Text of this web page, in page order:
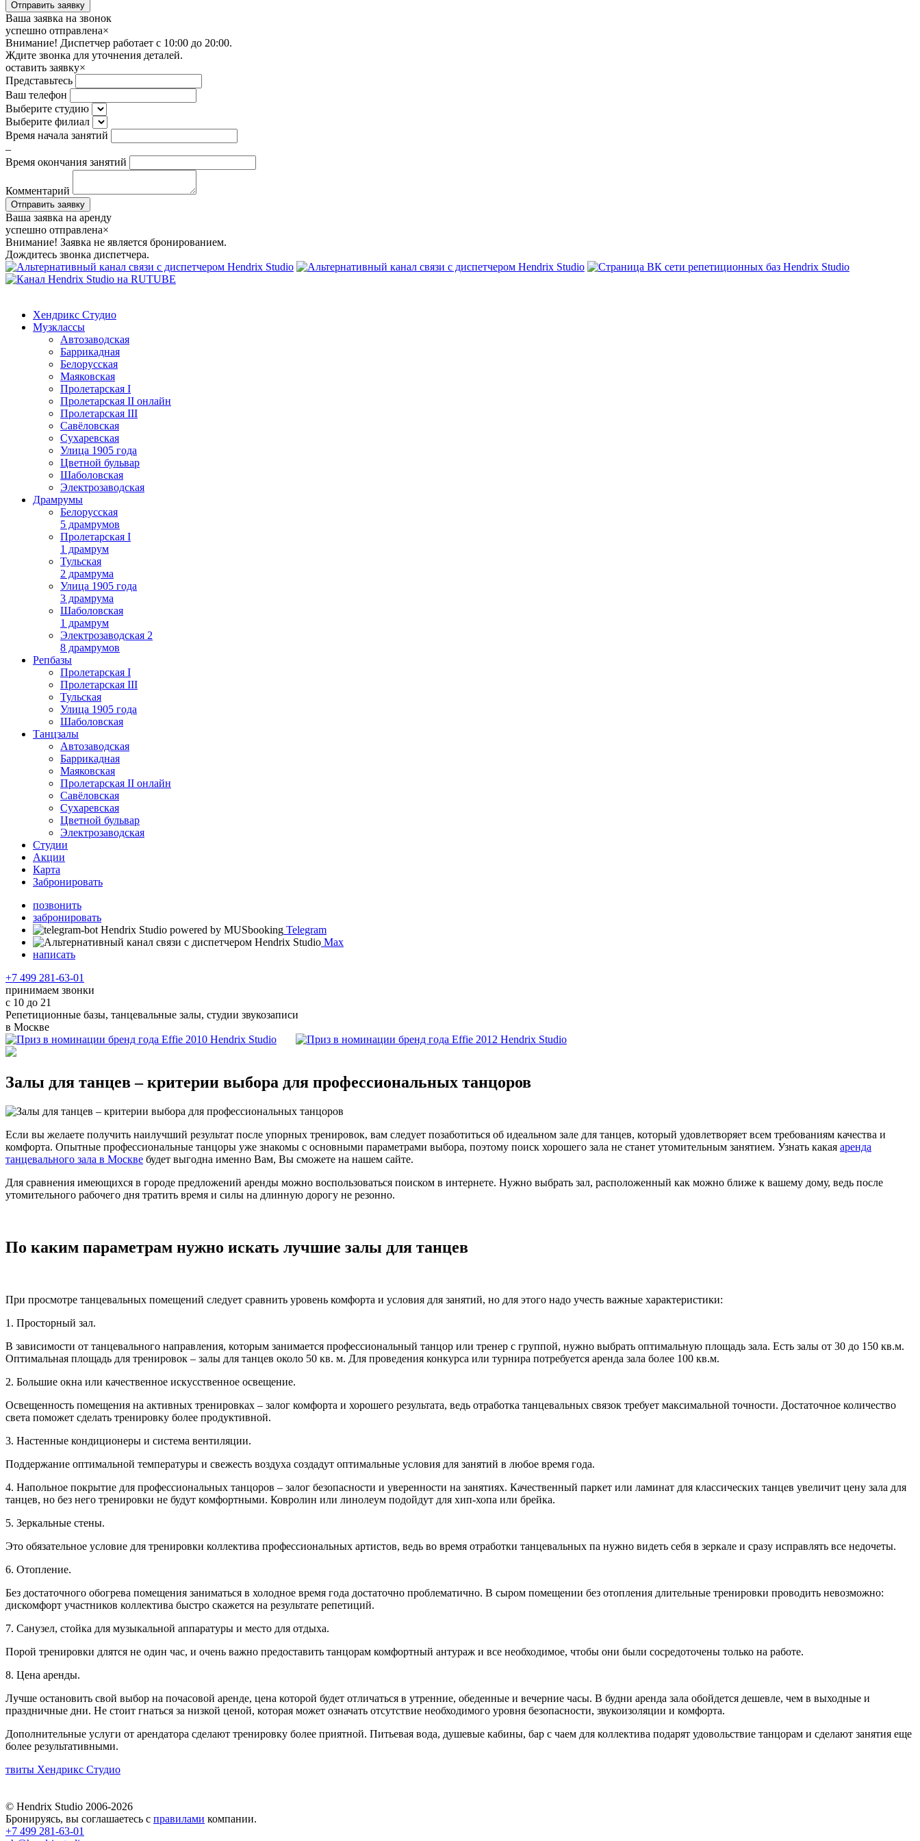
Ваша заявка на звонок
успешно отправлена×
Внимание! Диспетчер работает с 10:00 до 20:00.
Ждите звонка для уточнения деталей.
оставить заявку×
Представьтесь
Ваш телефон
Выберите студию
Выберите филиал
Время начала занятий
–
Время окончания занятий
Комментарий
Ваша заявка на аренду
успешно отправлена×
Внимание! Заявка не является бронированием.
Дождитесь звонка диспетчера.
Хендрикс Студио
Музклассы
Автозаводская
Баррикадная
Белорусская
Маяковская
Пролетарская I
Пролетарская II онлайн
Пролетарская III
Савёловская
Сухаревская
Улица 1905 года
Цветной бульвар
Шаболовская
Электрозаводская
Драмрумы
Белорусская
5 драмрумов
Пролетарская I
1 драмрум
Тульская
2 драмрума
Улица 1905 года
3 драмрума
Шаболовская
1 драмрум
Электрозаводская 2
8 драмрумов
Репбазы
Пролетарская I
Пролетарская III
Тульская
Улица 1905 года
Шаболовская
Танцзалы
Автозаводская
Баррикадная
Маяковская
Пролетарская II онлайн
Савёловская
Сухаревская
Цветной бульвар
Электрозаводская
Студии
Акции
Карта
Забронировать
позвонить
забронировать
Telegram
Max
написать
+7 499 281-63-01
принимаем звонки
с 10 до 21
Репетиционные базы, танцевальные залы, студии звукозаписи
в Москве
Залы для танцев – критерии выбора для профессиональных танцоров
Если вы желаете получить наилучший результат после упорных тренировок, вам следует позаботиться об идеальном зале для танцев, который удовлетворяет всем требованиям качества и
комфорта. Опытные профессиональные танцоры уже знакомы с основными параметрами выбора, поэтому поиск хорошего зала не станет утомительным занятием. Узнать какая аренда
танцевального зала в Москве будет выгодна именно Вам, Вы сможете на нашем сайте.
Для сравнения имеющихся в городе предложений аренды можно воспользоваться поиском в интернете. Нужно выбрать зал, расположенный как можно ближе к вашему дому, ведь после
утомительного рабочего дня тратить время и силы на длинную дорогу не резонно.
По каким параметрам нужно искать лучшие залы для танцев
При просмотре танцевальных помещений следует сравнить уровень комфорта и условия для занятий, но для этого надо учесть важные характеристики:
1. Просторный зал.
В зависимости от танцевального направления, которым занимается профессиональный танцор или тренер с группой, нужно выбрать оптимальную площадь зала. Есть залы от 30 до 150 кв.м.
Оптимальная площадь для тренировок – залы для танцев около 50 кв. м. Для проведения конкурса или турнира потребуется аренда зала более 100 кв.м.
2. Большие окна или качественное искусственное освещение.
Освещенность помещения на активных тренировках – залог комфорта и хорошего результата, ведь отработка танцевальных связок требует максимальной точности. Достаточное количество
света поможет сделать тренировку более продуктивной.
3. Настенные кондиционеры и система вентиляции.
Поддержание оптимальной температуры и свежесть воздуха создадут оптимальные условия для занятий в любое время года.
4. Напольное покрытие для профессиональных танцоров – залог безопасности и уверенности на занятиях. Качественный паркет или ламинат для классических танцев увеличит цену зала для
танцев, но без него тренировки не будут комфортными. Ковролин или линолеум подойдут для хип-хопа или брейка.
5. Зеркальные стены.
Это обязательное условие для тренировки коллектива профессиональных артистов, ведь во время отработки танцевальных па нужно видеть себя в зеркале и сразу исправлять все недочеты.
6. Отопление.
Без достаточного обогрева помещения заниматься в холодное время года достаточно проблематично. В сыром помещении без отопления длительные тренировки проводить невозможно:
дискомфорт участников коллектива быстро скажется на результате репетиций.
7. Санузел, стойка для музыкальной аппаратуры и место для отдыха.
Порой тренировки длятся не один час, и очень важно предоставить танцорам комфортный антураж и все необходимое, чтобы они были сосредоточены только на работе.
8. Цена аренды.
Лучше остановить свой выбор на почасовой аренде, цена которой будет отличаться в утренние, обеденные и вечерние часы. В будни аренда зала обойдется дешевле, чем в выходные и
праздничные дни. Не стоит гнаться за низкой ценой, которая может означать отсутствие необходимого уровня безопасности, звукоизоляции и комфорта.
Дополнительные услуги от арендатора сделают тренировку более приятной. Питьевая вода, душевые кабины, бар с чаем для коллектива подарят удовольствие танцорам и сделают занятия еще
более результативными.
твиты Хендрикс Студио
© Hendrix Studio 2006-2026
Бронируясь, вы соглашаетесь с правилами компании.
+7 499 281-63-01